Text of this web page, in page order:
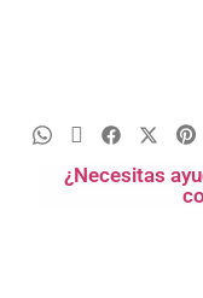
¿Necesitas